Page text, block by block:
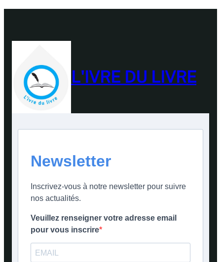
L'IVRE DU LIVRE
Newsletter
Inscrivez-vous à notre newsletter pour suivre
nos actualités.
Veuillez renseigner votre adresse email
pour vous inscrire